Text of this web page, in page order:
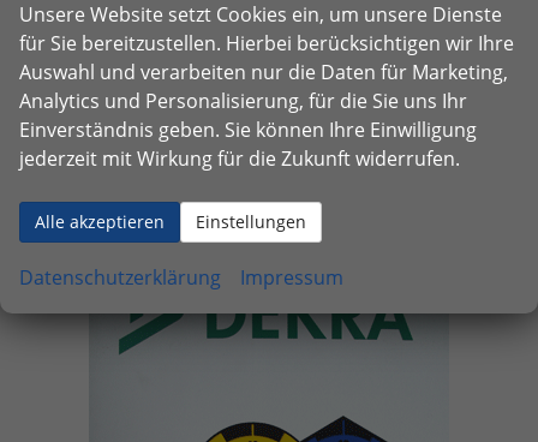
Telefon Service/Werkstatt:
+49 (0)7841 202520
Telefon Verkauf:
+49 (0)7841 202530
E-Mail: info@autohaus-buehler.de
Anmelden
Unsere Website setzt Cookies ein, um unsere Dienste
für Sie bereitzustellen. Hierbei berücksichtigen wir Ihre
Auswahl und verarbeiten nur die Daten für Marketing,
Analytics und Personalisierung, für die Sie uns Ihr
Einverständnis geben. Sie können Ihre Einwilligung
jederzeit mit Wirkung für die Zukunft widerrufen.
Alle akzeptieren Einstellungen
Datenschutzerklärung Impressum